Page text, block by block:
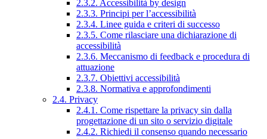
2.3.2. Accessibilità by design
2.3.3. Principi per l’accessibilità
2.3.4. Linee guida e criteri di successo
2.3.5. Come rilasciare una dichiarazione di
accessibilità
2.3.6. Meccanismo di feedback e procedura di
attuazione
2.3.7. Obiettivi accessibilità
2.3.8. Normativa e approfondimenti
2.4. Privacy
2.4.1. Come rispettare la privacy sin dalla
progettazione di un sito o servizio digitale
2.4.2. Richiedi il consenso quando necessario